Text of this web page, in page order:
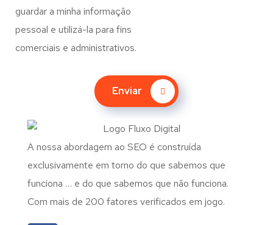
guardar a minha informação
pessoal e utilizá-la para fins
comerciais e administrativos.
Enviar
A nossa abordagem ao SEO é construída
exclusivamente em torno do que sabemos que
funciona … e do que sabemos que não funciona.
Com mais de 200 fatores verificados em jogo.